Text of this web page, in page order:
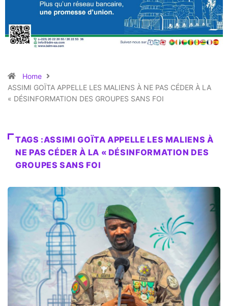
Home
ASSIMI GOÏTA APPELLE LES MALIENS À NE PAS CÉDER À LA
« DÉSINFORMATION DES GROUPES SANS FOI
TAGS :ASSIMI GOÏTA APPELLE LES MALIENS À
NE PAS CÉDER À LA « DÉSINFORMATION DES
GROUPES SANS FOI